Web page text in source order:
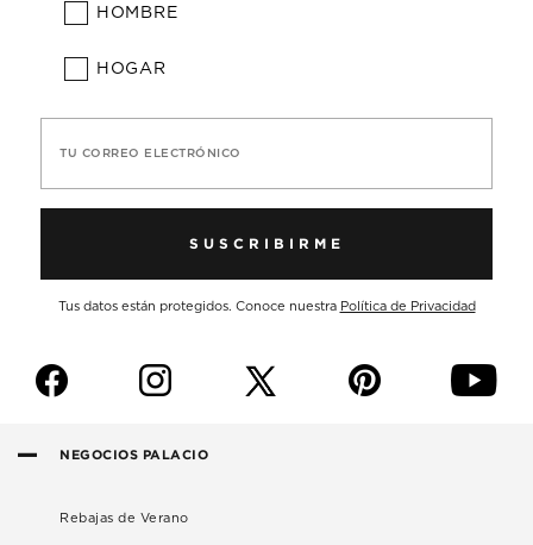
HOMBRE
HOGAR
TU CORREO ELECTRÓNICO
SUSCRIBIRME
Tus datos están protegidos. Conoce nuestra Política de Privacidad
f i p y
NEGOCIOS PALACIO
Rebajas de Verano